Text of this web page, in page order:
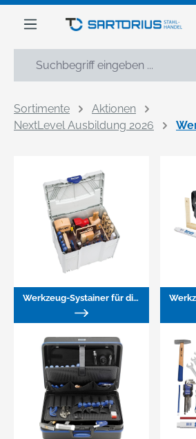
springen
Sortimente
Aktionen
NextLevel Ausbildung 2026
Werkzeug-Systainer für die Holzbearbeitung